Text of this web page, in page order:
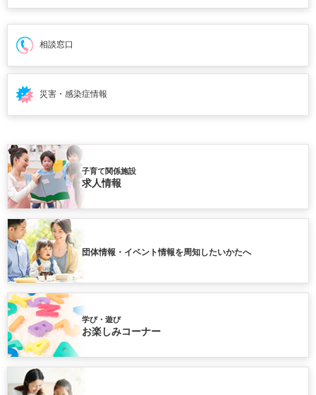
相談窓口
災害・感染症情報
子育て関係施設
求人情報
団体情報・イベント情報を周知したいかたへ
学び・遊び
お楽しみコーナー